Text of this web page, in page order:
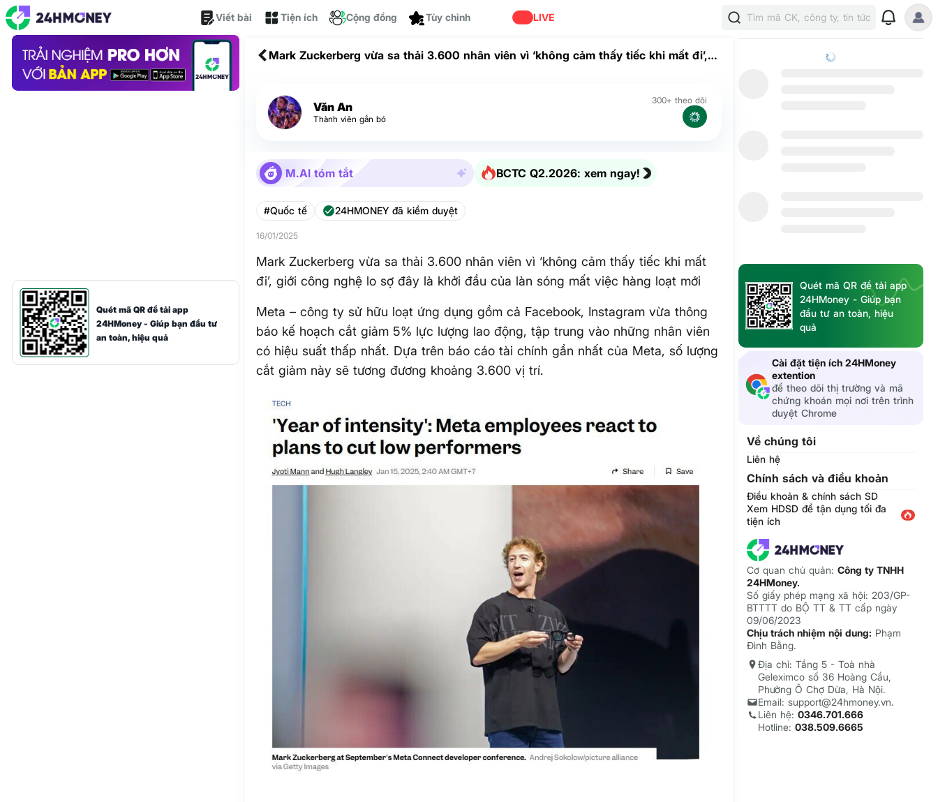
Viết bài Tiện ích
Cộng đồng
LIVE Tìm mã CK, công ty, tin tức
Quét mã QR để tải app
24HMoney - Giúp bạn đầu tư
an toàn, hiệu quả
Mark Zuckerberg vừa sa thải 3.600 nhân viên vì ‘không cảm thấy tiếc khi mất đi’,
Văn An
Thành viên gắn bó
300+ theo dõi
M.AI tóm tắt BCTC Q2.2026: xem ngay!
#Quốc tế 24HMONEY đã kiểm duyệt
16/01/2025
Mark Zuckerberg vừa sa thải 3.600 nhân viên vì ‘không cảm thấy tiếc khi mất
đi’, giới công nghệ lo sợ đây là khởi đầu của làn sóng mất việc hàng loạt mới
Meta – công ty sử hữu loạt ứng dụng gồm cả Facebook, Instagram vừa thông
báo kế hoạch cắt giảm 5% lực lượng lao động, tập trung vào những nhân viên
có hiệu suất thấp nhất. Dựa trên báo cáo tài chính gần nhất của Meta, số lượng
cắt giảm này sẽ tương đương khoảng 3.600 vị trí.
Quét mã QR để tải app
24HMoney - Giúp bạn
đầu tư an toàn, hiệu
quả
Cài đặt tiện ích 24HMoney
extention
để theo dõi thị trường và mã
chứng khoán mọi nơi trên trình
duyệt Chrome
Về chúng tôi
Liên hệ
Chính sách và điều khoản
Điều khoản & chính sách SD
Xem HDSD để tận dụng tối đa
tiện ích
Cơ quan chủ quản:Công ty TNHH
24HMoney.
Số giấy phép mạng xã hội: 203/GP-
BTTTT do BỘ TT & TT cấp ngày
09/06/2023
Chịu trách nhiệm nội dung: Phạm
Đình Bằng.
Địa chỉ: Tầng 5 - Toà nhà
Geleximco số 36 Hoàng Cầu,
Phường Ô Chợ Dừa, Hà Nội.
Email: support@24hmoney.vn.
Liên hệ:0346.701.666
Hotline:038.509.6665